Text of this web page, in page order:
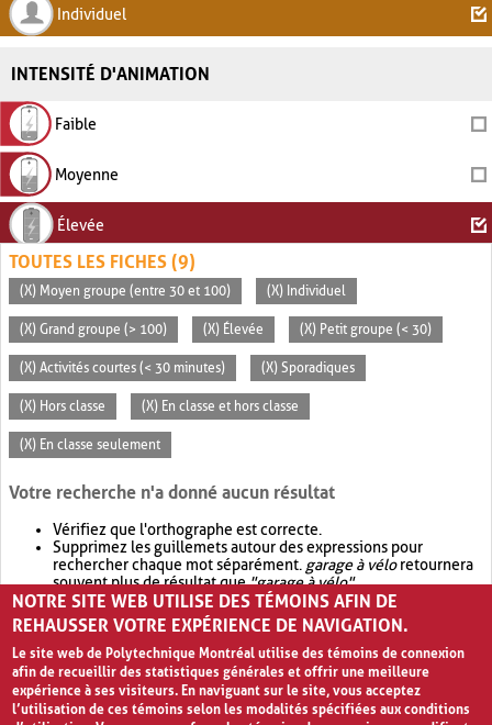
Individuel
INTENSITÉ D'ANIMATION
Faible
Moyenne
Élevée
TOUTES LES FICHES (9)
(X) Moyen groupe (entre 30 et 100) (X) Individuel
(X) Grand groupe (> 100) (X) Élevée (X) Petit groupe (< 30)
(X) Activités courtes (< 30 minutes) (X) Sporadiques
(X) Hors classe (X) En classe et hors classe
(X) En classe seulement
Votre recherche n'a donné aucun résultat
Vérifiez que l'orthographe est correcte.
Supprimez les guillemets autour des expressions pour
rechercher chaque mot séparément. garage à véloretournera
souvent plus de résultat que"garage à vélo".
Envisagez d'élargir votre recherche avec OR.garage OR vélo
retournera souvent plus de résultat quegarage à vélo
NOTRE SITE WEB UTILISE DES TÉMOINS AFIN DE
REHAUSSER VOTRE EXPÉRIENCE DE NAVIGATION.
Le site web de Polytechnique Montréal utilise des témoins de connexion
afin de recueillir des statistiques générales et offrir une meilleure
expérience à ses visiteurs. En naviguant sur le site, vous acceptez
l’utilisation de ces témoins selon les modalités spécifiées aux conditions